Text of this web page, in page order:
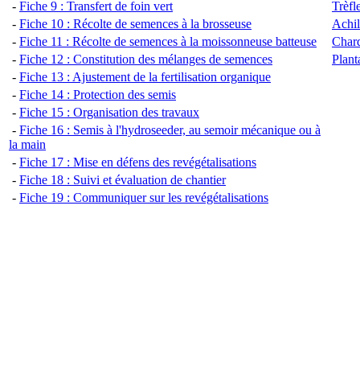
- Fiche 9 : Transfert de foin vert
- Fiche 10 : Récolte de semences à la brosseuse
- Fiche 11 : Récolte de semences à la moissonneuse batteuse
- Fiche 12 : Constitution des mélanges de semences
- Fiche 13 : Ajustement de la fertilisation organique
- Fiche 14 : Protection des semis
- Fiche 15 : Organisation des travaux
- Fiche 16 : Semis à l'hydroseeder, au semoir mécanique ou à
la main
- Fiche 17 : Mise en défens des revégétalisations
- Fiche 18 : Suivi et évaluation de chantier
- Fiche 19 : Communiquer sur les revégétalisations